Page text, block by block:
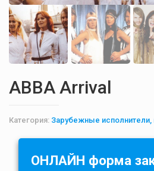
ABBA Arrival
Категория: Зарубежные исполнители,
ОНЛАЙН форма